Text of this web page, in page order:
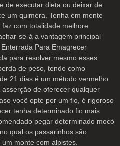
de executar dieta ou deixar de
um quimera. Tenha em mente
com totalidade melhore
se-á a vantagem principal
Para Emagrecer
para resolver mesmo esses
de peso, tendo como
21 dias é um método vermelho
de oferecer qualquer
você opte por um fio, é rigoroso
tenha determinado fio mais
pegar determinado mocó
qual os passarinhos são
monte com alpistes.